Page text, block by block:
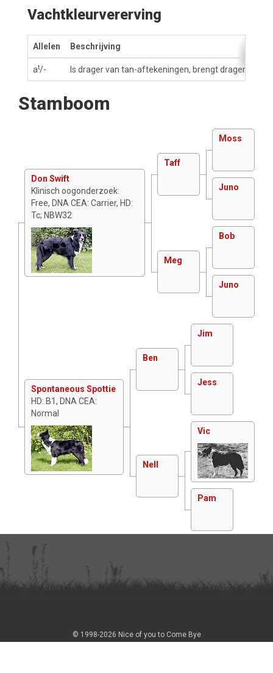
Vachtkleurvererving
Allelen Beschrijving
at/- Is drager van tan-aftekeningen, brengt dragers voort
Stamboom
Don Swift
Klinisch oogonderzoek:
Free, DNA CEA: Carrier, HD:
Tc; NBW32
Taff
Moss
Juno
Meg
Bob
Juno
Spontaneous Spottie
HD: B1, DNA CEA:
Normal
Ben
Jim
Jess
Nell
Vic
Pam
© 1998-2026 Nice of you to Come Bye